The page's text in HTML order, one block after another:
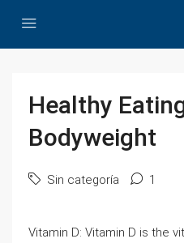
Healthy
Bodyweight
Sin categoría 1
Ⅴitamin D: Vitamin D is the